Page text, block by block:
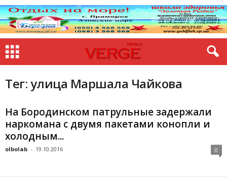
Тег: улица Маршала Чайкова
На Бородинском патрульные задержали
наркомана с двумя пакетами конопли и
холодным...
olbolab - 19.10.2016 0